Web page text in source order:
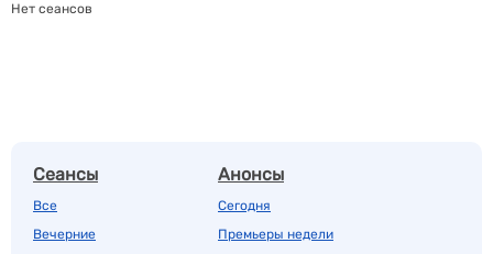
Нет сеансов
Сеансы
Все
Вечерние
Анонсы
Сегодня
Премьеры недели